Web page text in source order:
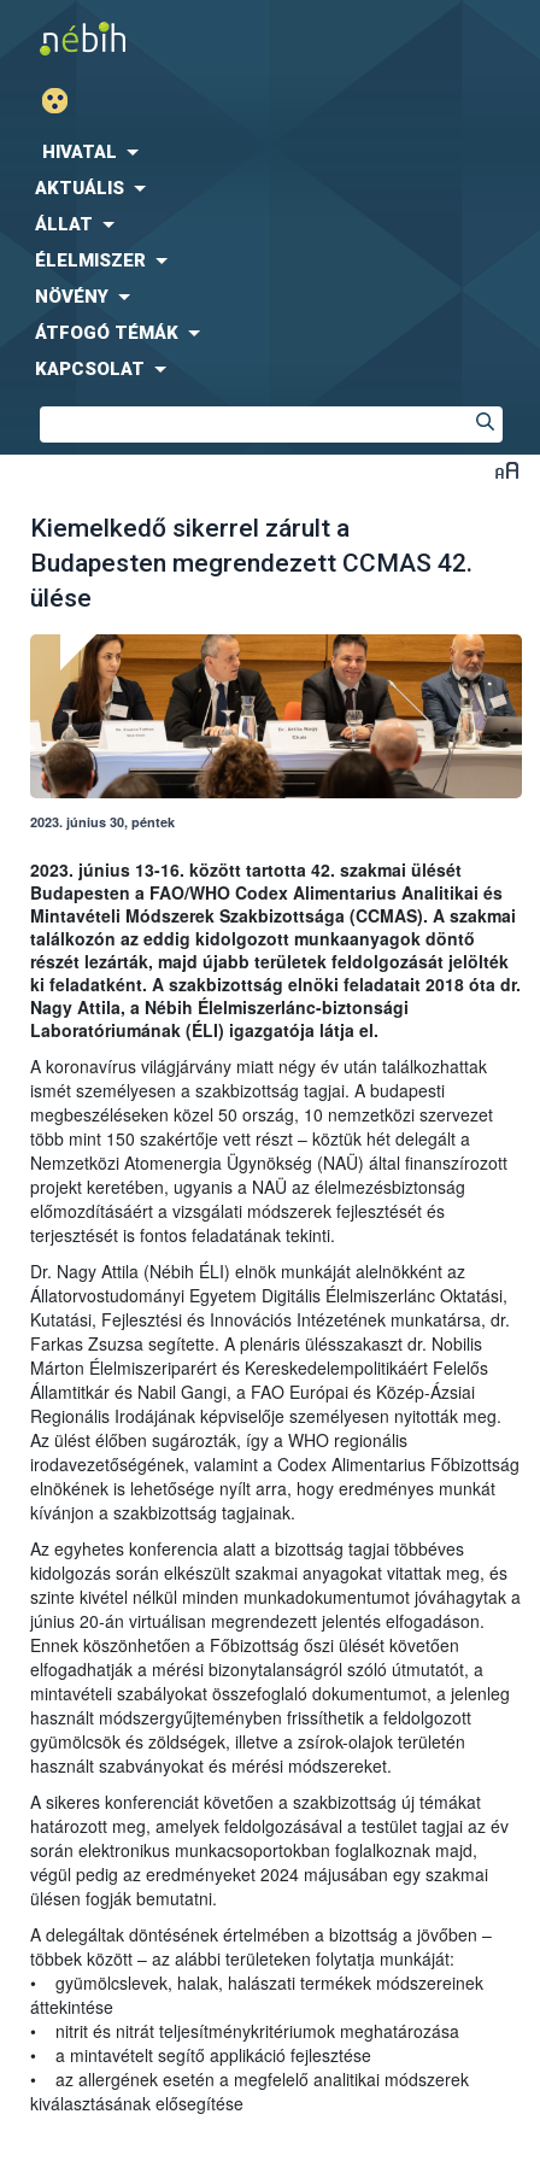
HIVATAL
AKTUÁLIS
ÁLLAT
ÉLELMISZER
NÖVÉNY
ÁTFOGÓ TÉMÁK
KAPCSOLAT
Kiemelkedő sikerrel zárult a
Budapesten megrendezett CCMAS 42.
ülése
2023. június 30, péntek
2023. június 13-16. között tartotta 42. szakmai ülését
Budapesten a FAO/WHO Codex Alimentarius Analitikai és
Mintavételi Módszerek Szakbizottsága (CCMAS). A szakmai
találkozón az eddig kidolgozott munkaanyagok döntő
részét lezárták, majd újabb területek feldolgozását jelölték
ki feladatként. A szakbizottság elnöki feladatait 2018 óta dr.
Nagy Attila, a Nébih Élelmiszerlánc-biztonsági
Laboratóriumának (ÉLI) igazgatója látja el.
A koronavírus világjárvány miatt négy év után találkozhattak
ismét személyesen a szakbizottság tagjai. A budapesti
megbeszéléseken közel 50 ország, 10 nemzetközi szervezet
több mint 150 szakértője vett részt – köztük hét delegált a
Nemzetközi Atomenergia Ügynökség (NAÜ) által finanszírozott
projekt keretében, ugyanis a NAÜ az élelmezésbiztonság
előmozdításáért a vizsgálati módszerek fejlesztését és
terjesztését is fontos feladatának tekinti.
Dr. Nagy Attila (Nébih ÉLI) elnök munkáját alelnökként az
Állatorvostudományi Egyetem Digitális Élelmiszerlánc Oktatási,
Kutatási, Fejlesztési és Innovációs Intézetének munkatársa, dr.
Farkas Zsuzsa segítette. A plenáris ülésszakaszt dr. Nobilis
Márton Élelmiszeriparért és Kereskedelempolitikáért Felelős
Államtitkár és Nabil Gangi, a FAO Európai és Közép-Ázsiai
Regionális Irodájának képviselője személyesen nyitották meg.
Az ülést élőben sugározták, így a WHO regionális
irodavezetőségének, valamint a Codex Alimentarius Főbizottság
elnökének is lehetősége nyílt arra, hogy eredményes munkát
kívánjon a szakbizottság tagjainak.
Az egyhetes konferencia alatt a bizottság tagjai többéves
kidolgozás során elkészült szakmai anyagokat vitattak meg, és
szinte kivétel nélkül minden munkadokumentumot jóváhagytak a
június 20-án virtuálisan megrendezett jelentés elfogadáson.
Ennek köszönhetően a Főbizottság őszi ülését követően
elfogadhatják a mérési bizonytalanságról szóló útmutatót, a
mintavételi szabályokat összefoglaló dokumentumot, a jelenleg
használt módszergyűjteményben frissíthetik a feldolgozott
gyümölcsök és zöldségek, illetve a zsírok-olajok területén
használt szabványokat és mérési módszereket.
A sikeres konferenciát követően a szakbizottság új témákat
határozott meg, amelyek feldolgozásával a testület tagjai az év
során elektronikus munkacsoportokban foglalkoznak majd,
végül pedig az eredményeket 2024 májusában egy szakmai
ülésen fogják bemutatni.
A delegáltak döntésének értelmében a bizottság a jövőben –
többek között – az alábbi területeken folytatja munkáját:
• gyümölcslevek, halak, halászati termékek módszereinek
áttekintése
• nitrit és nitrát teljesítménykritériumok meghatározása
• a mintavételt segítő applikáció fejlesztése
• az allergének esetén a megfelelő analitikai módszerek
kiválasztásának elősegítése